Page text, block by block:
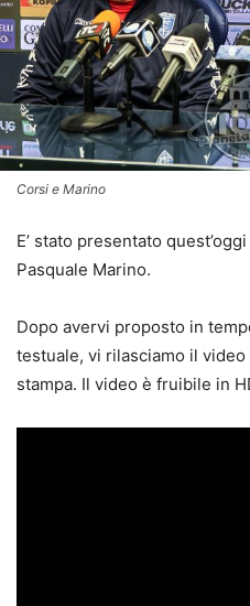
Corsi e Marino
E’ stato presentato
Pasquale Marino.
Dopo avervi proposto in
testuale, vi rilasciamo il
stampa. Il video è fruibile in